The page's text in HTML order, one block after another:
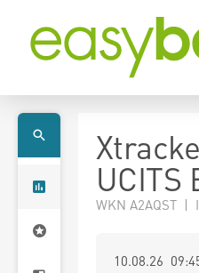
UCITS
WKN A2AQST |
10.08.26